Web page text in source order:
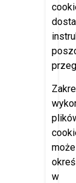
w